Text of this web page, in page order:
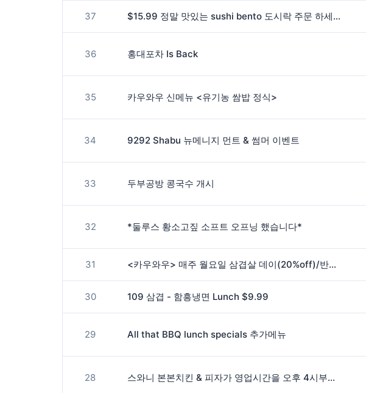
37 $15.99 정말 맛있는 sushi bento 도시락 주문 하세요.
36 홍대포차 Is Back
35 카우와우 신메뉴 <유기농 쌈밥 정식>
34 9292 Shabu 뉴메니지 먼트 & 썸머 이벤트
33 두부공방 콩국수 개시
32 *둘루스 황소고짚 소프트 오프닝 했습니다*
31 <카우와우> 매주 월요일 삼겹살 데이(20%off)/반반 냉면 출시~
30 109 삼겹 - 함흥냉면 Lunch $9.99
29 All that BBQ lunch specials 추가메뉴
28 스와니 본본치킨 & 피자가 영업시간을 오후 4시부터 밤 1시까지 바꿨습니다!!!!!